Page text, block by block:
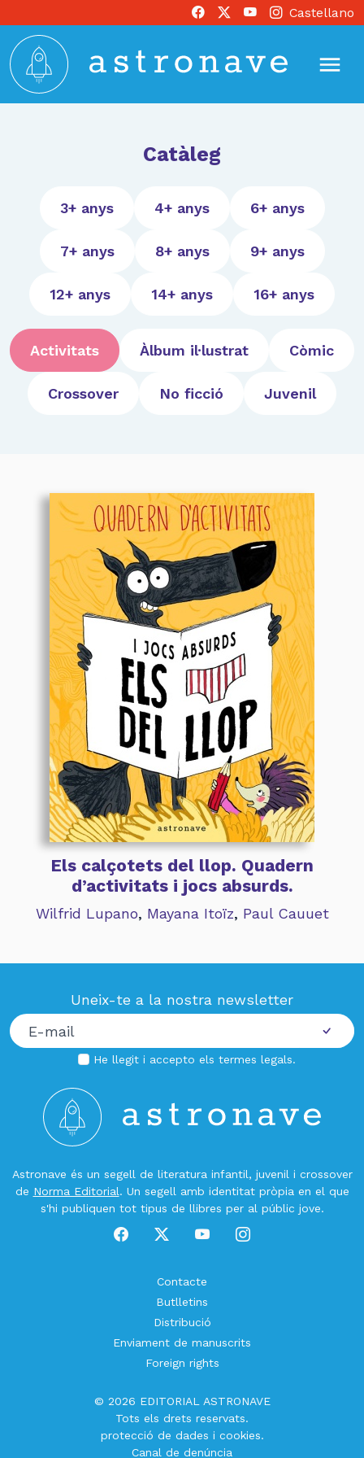
Castellano
Catàleg
3+ anys 4+ anys 6+ anys
7+ anys 8+ anys 9+ anys
12+ anys 14+ anys 16+ anys
Activitats Àlbum il·lustrat Còmic
Crossover No ficció Juvenil
Els calçotets del llop. Quadern
d’activitats i jocs absurds.
Wilfrid Lupano, Mayana Itoïz, Paul Cauuet
Uneix-te a la nostra newsletter
He llegit i accepto els termes legals.
Astronave és un segell de literatura infantil, juvenil i crossover
de Norma Editorial. Un segell amb identitat pròpia en el que
s'hi publiquen tot tipus de llibres per al públic jove.
Contacte
Butlletins
Distribució
Enviament de manuscrits
Foreign rights
© 2026 EDITORIAL ASTRONAVE
Tots els drets reservats.
protecció de dades i cookies.
Canal de denúncia